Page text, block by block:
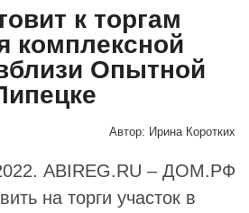
к торгам
комплексной
Опытной
Автор: Ирина Коротких
ABIREG.RU – ДОМ.РФ
на торги участок в